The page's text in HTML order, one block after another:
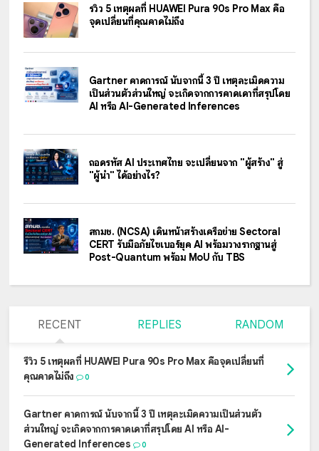
รีวิว 5 เหตุผลที่ HUAWEI Pura 90s Pro Max คือ
จุดเปลี่ยนที่คุณคาดไม่ถึง
Gartner คาดการณ์ นับจากนี้ 3 ปี เหตุละเมิดความ
เป็นส่วนตัวส่วนใหญ่ จะเกิดจากการคาดเดาที่สรุปโดย
AI หรือ AI-Generated Inferences
ถอดรหัส AI ประเทศไทย จะเปลี่ยนจาก "ผู้สร้าง" สู่
"ผู้นำ" ได้อย่างไร?
สกมช. (NCSA) เดินหน้าสร้างเครือข่าย Sectoral
CERT รับมือภัยไซเบอร์ยุค AI พร้อมวางรากฐานสู่
Post-Quantum พร้อม MoU กับ TBS
RECENT REPLIES RANDOM
รีวิว 5 เหตุผลที่ HUAWEI Pura 90s Pro Max คือจุดเปลี่ยนที่
คุณคาดไม่ถึง
0
Gartner คาดการณ์ นับจากนี้ 3 ปี เหตุละเมิดความเป็นส่วนตัว
ส่วนใหญ่ จะเกิดจากการคาดเดาที่สรุปโดย AI หรือ AI-
Generated Inferences
0